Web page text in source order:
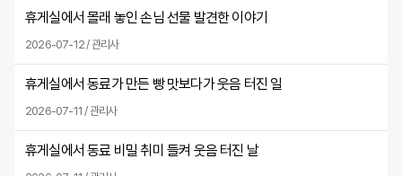
휴게실에서 몰래 놓인 손님 선물 발견한 이야기
2026-07-12 / 관리사
휴게실에서 동료가 만든 빵 맛보다가 웃음 터진 일
2026-07-11 / 관리사
휴게실에서 동료 비밀 취미 들켜 웃음 터진 날